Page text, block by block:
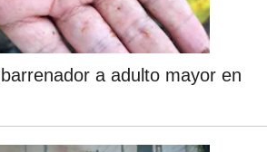
a adulto mayor en